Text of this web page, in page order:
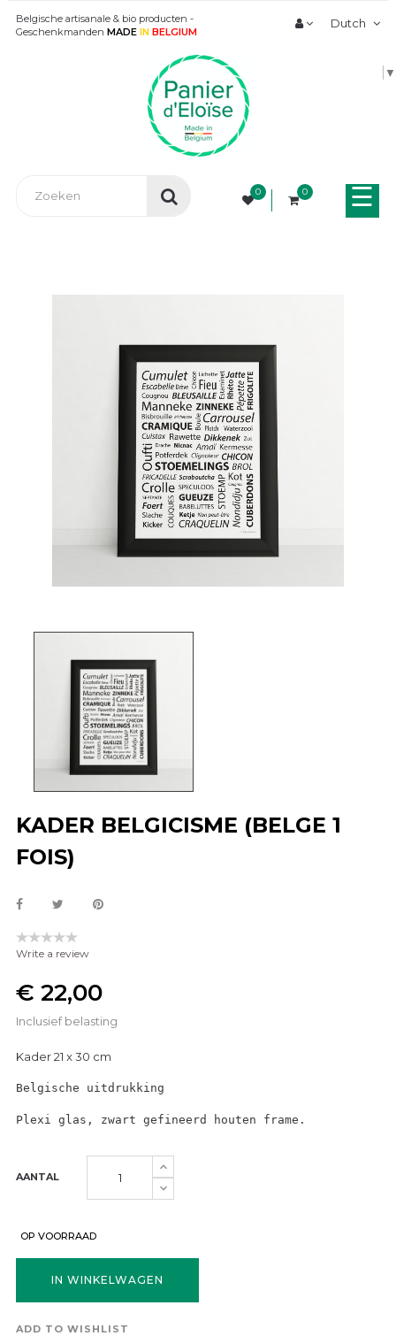
Belgische artisanale & bio producten -
Geschenkmanden MADE IN BELGIUM
Dutch
▼
0 0 ☰
KADER BELGICISME (BELGE 1
FOIS)
Write a review
€ 22,00
Inclusief belasting
Kader 21 x 30 cm
Belgische uitdrukking
Plexi glas, zwart gefineerd houten frame.
AANTAL
OP VOORRAAD
IN WINKELWAGEN
ADD TO WISHLIST